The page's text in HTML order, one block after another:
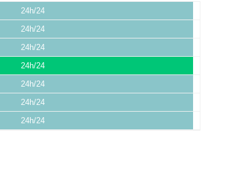
24h/24
24h/24
24h/24
24h/24
24h/24
24h/24
24h/24